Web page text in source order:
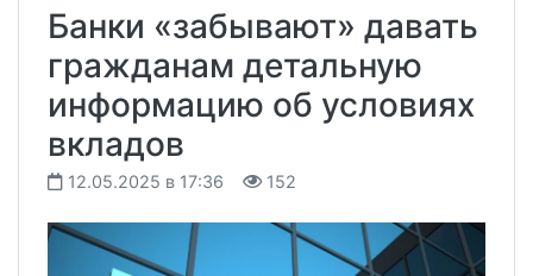
Банки «забывают» давать
гражданам детальную
информацию об условиях
вкладов
12.05.2025 в 17:36 152